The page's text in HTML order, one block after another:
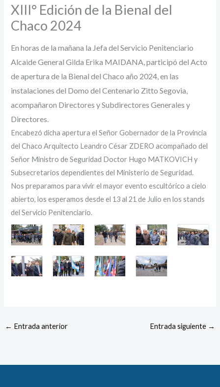
XIII° Edición de la Bienal del
Chaco 2024
En horas de la mañana la Jefa del Servicio Penitenciario
Alcaide General Gilda Erika MAIDANA, participó del Acto
de apertura de la Bienal del Chaco año 2024, en las
instalaciones del Domo del Centenario Zitto Segovia,
acompañaron Directores y Subdirectores Generales y
Directores.
Encabezó dicha apertura el Señor Gobernador de la Provincia
del Chaco Arquitecto Leandro César ZDERO acompañado del
Señor Ministro de Seguridad Doctor Hugo MATKOVICH y
Subsecretarios dependientes del Ministerio de Seguridad.
Nos preparamos para vivir el mayor evento escultórico a cielo
abierto, los esperamos desde el 13 al 21 de Julio en los stands
del Servicio Penitenciario.
← Entrada anterior Entrada siguiente →